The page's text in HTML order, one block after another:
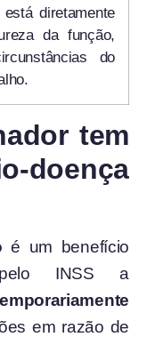
diretamente
da função,
do
tem
doença
é um benefício
pelo INSS a
em razão de